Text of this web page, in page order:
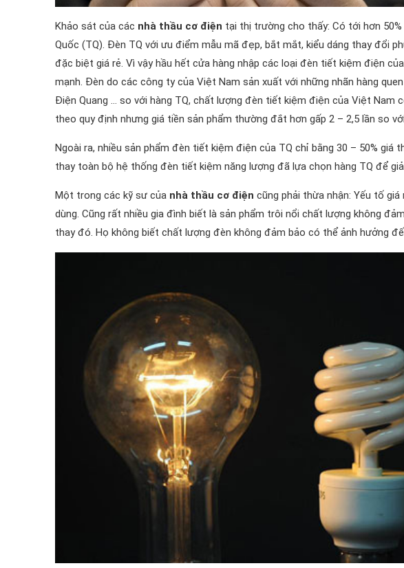
Khảo sát của các nhà thầu cơ điện tại thị trường cho thấy: Có tới hơn
Quốc (TQ). Đèn TQ với ưu điểm mẫu mã đẹp, bắt mắt, kiểu dáng thay đổi
đặc biệt giá rẻ. Vì vậy hầu hết cửa hàng nhập các loại đèn tiết kiệm điện
mạnh. Đèn do các công ty của Việt Nam sản xuất với những nhãn hàng
Điện Quang … so với hàng TQ, chất lượng đèn tiết kiệm điện của Việt Nam
theo quy định nhưng giá tiền sản phẩm thường đắt hơn gấp 2 – 2,5 lần so
Ngoài ra, nhiều sản phẩm đèn tiết kiệm điện của TQ chỉ bằng 30 – 50% giá
thay toàn bộ hệ thống đèn tiết kiệm năng lượng đã lựa chọn hàng TQ để
Một trong các kỹ sư của nhà thầu cơ điện cũng phải thừa nhận: Yếu tố
dùng. Cũng rất nhiều gia đình biết là sản phẩm trôi nổi chất lượng không
thay đó. Họ không biết chất lượng đèn không đảm bảo có thể ảnh hưởng